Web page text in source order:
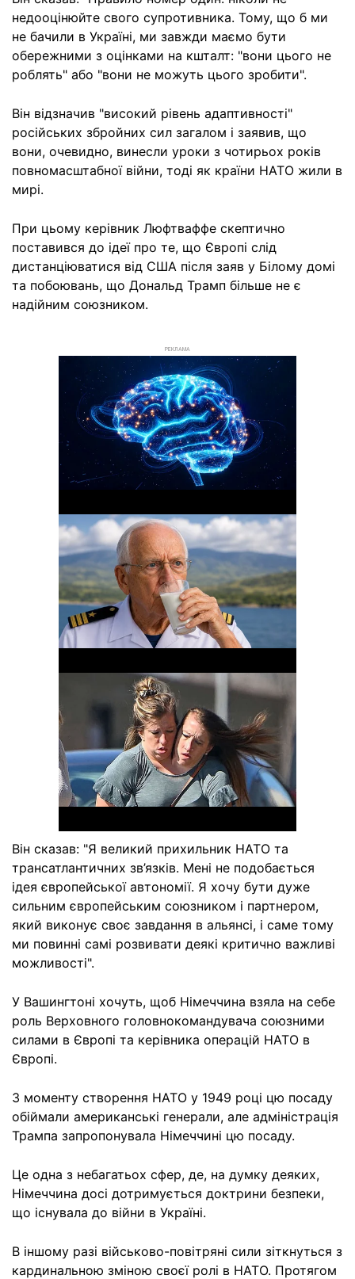
недооцінюйте свого супротивника. Тому, що б ми
не бачили в Україні, ми завжди маємо бути
обережними з оцінками на кшталт: "вони цього не
роблять" або "вони не можуть цього зробити".
Він відзначив "високий рівень адаптивності"
російських збройних сил загалом і заявив, що
вони, очевидно, винесли уроки з чотирьох років
повномасштабної війни, тоді як країни НАТО жили в
мирі.
При цьому керівник Люфтваффе скептично
поставився до ідеї про те, що Європі слід
дистанціюватися від США після заяв у Білому домі
та побоювань, що Дональд Трамп більше не є
надійним союзником.
РЕКЛАМА
Він сказав: "Я великий прихильник НАТО та
трансатлантичних зв’язків. Мені не подобається
ідея європейської автономії. Я хочу бути дуже
сильним європейським союзником і партнером,
який виконує своє завдання в альянсі, і саме тому
ми повинні самі розвивати деякі критично важливі
можливості".
У Вашингтоні хочуть, щоб Німеччина взяла на себе
роль Верховного головнокомандувача союзними
силами в Європі та керівника операцій НАТО в
Європі.
З моменту створення НАТО у 1949 році цю посаду
обіймали американські генерали, але адміністрація
Трампа запропонувала Німеччині цю посаду.
Це одна з небагатьох сфер, де, на думку деяких,
Німеччина досі дотримується доктрини безпеки,
що існувала до війни в Україні.
В іншому разі військово-повітряні сили зіткнуться з
кардинальною зміною своєї ролі в НАТО. Протягом